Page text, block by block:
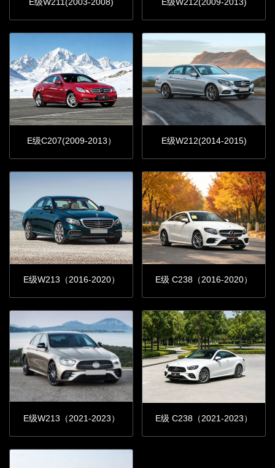
E级C207(2009-2013） E级W212(2014-2015)
E级W213（2016-2020） E级 C238（2016-2020）
E级W213（2021-2023） E级 C238（2021-2023）